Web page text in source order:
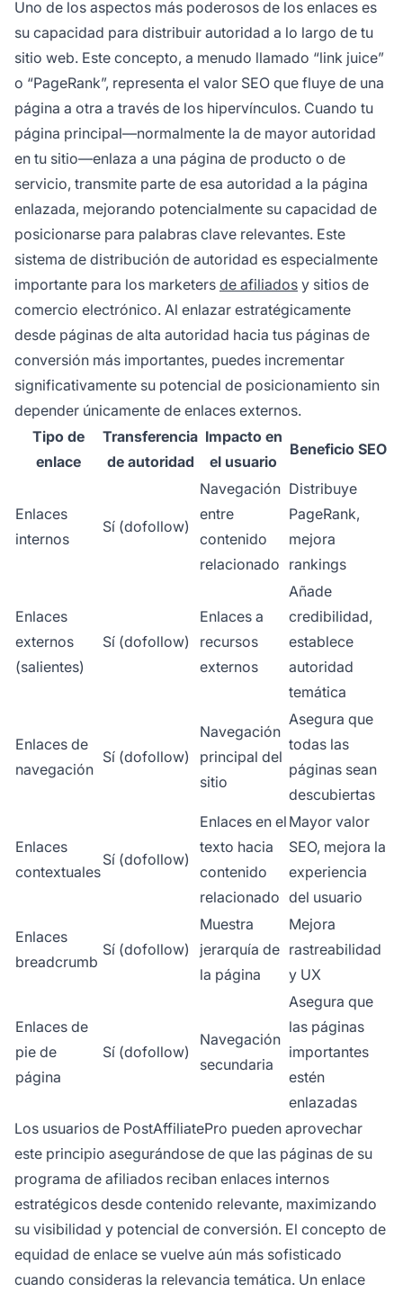
Uno de los aspectos más poderosos de los enlaces es
su capacidad para distribuir autoridad a lo largo de tu
sitio web. Este concepto, a menudo llamado “link juice”
o “PageRank”, representa el valor SEO que fluye de una
página a otra a través de los hipervínculos. Cuando tu
página principal—normalmente la de mayor autoridad
en tu sitio—enlaza a una página de producto o de
servicio, transmite parte de esa autoridad a la página
enlazada, mejorando potencialmente su capacidad de
posicionarse para palabras clave relevantes. Este
sistema de distribución de autoridad es especialmente
importante para los marketers de afiliados y sitios de
comercio electrónico. Al enlazar estratégicamente
desde páginas de alta autoridad hacia tus páginas de
conversión más importantes, puedes incrementar
significativamente su potencial de posicionamiento sin
depender únicamente de enlaces externos.
Tipo de
enlace
Transferencia
de autoridad
Impacto en
el usuario
Beneficio SEO
Enlaces
internos
Sí (dofollow)
Navegación
entre
contenido
relacionado
Distribuye
PageRank,
mejora
rankings
Enlaces
externos
(salientes)
Sí (dofollow)
Enlaces a
recursos
externos
Añade
credibilidad,
establece
autoridad
temática
Enlaces de
navegación
Sí (dofollow)
Navegación
principal del
sitio
Asegura que
todas las
páginas sean
descubiertas
Enlaces
contextuales
Sí (dofollow)
Enlaces en el
texto hacia
contenido
relacionado
Mayor valor
SEO, mejora la
experiencia
del usuario
Enlaces
breadcrumb
Sí (dofollow)
Muestra
jerarquía de
la página
Mejora
rastreabilidad
y UX
Enlaces de
pie de
página
Sí (dofollow)
Navegación
secundaria
Asegura que
las páginas
importantes
estén
enlazadas
Los usuarios de PostAffiliatePro pueden aprovechar
este principio asegurándose de que las páginas de su
programa de afiliados reciban enlaces internos
estratégicos desde contenido relevante, maximizando
su visibilidad y potencial de conversión. El concepto de
equidad de enlace se vuelve aún más sofisticado
cuando consideras la relevancia temática. Un enlace